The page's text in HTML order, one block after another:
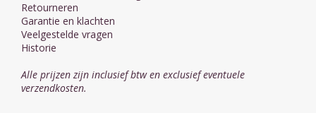
Retourneren
Garantie en klachten
Veelgestelde vragen
Historie
Alle prijzen zijn inclusief btw en exclusief eventuele
verzendkosten.